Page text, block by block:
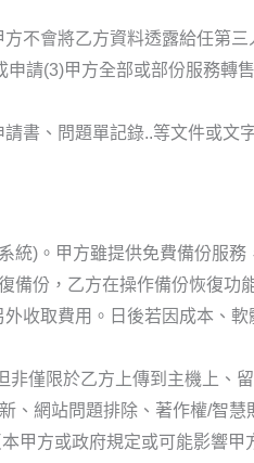
不會將乙方資料透露給任第
請(3)甲方全部或部份服務轉
書、問題單記錄..等文件或文
統)。甲方雖提供免費備份服
備份，乙方在操作備份恢復功
收取費用。日後若因成本、軟
僅限於乙方上傳到主機上、
、網站問題排除、著作權/智慧
甲方或政府規定或可能影響甲